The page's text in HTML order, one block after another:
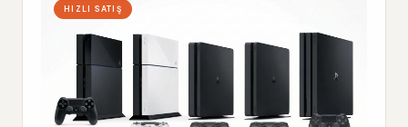
HIZLI SATIŞ